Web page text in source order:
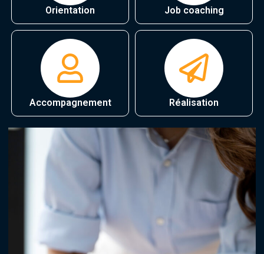
Orientation Job coaching
Accompagnement Réalisation